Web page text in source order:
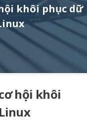
khôi phục dữ
hội khôi